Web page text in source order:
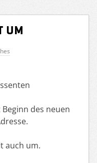
um
des neuen
auch um.